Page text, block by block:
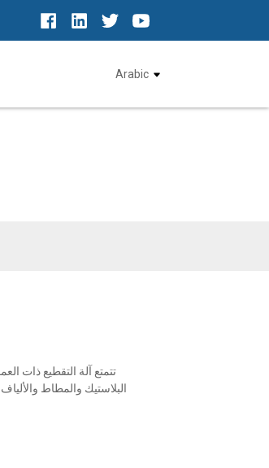
Arabic
تتمتع آلة التقطيع ذات
البلاستيك والمطاط